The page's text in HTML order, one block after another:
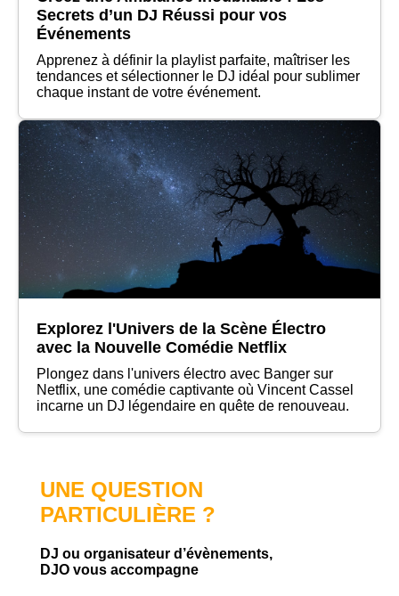
Secrets d’un DJ Réussi pour vos
Événements
Apprenez à définir la playlist parfaite, maîtriser les
tendances et sélectionner le DJ idéal pour sublimer
chaque instant de votre événement.
Explorez l'Univers de la Scène Électro
avec la Nouvelle Comédie Netflix
Plongez dans l'univers électro avec Banger sur
Netflix, une comédie captivante où Vincent Cassel
incarne un DJ légendaire en quête de renouveau.
UNE QUESTION
PARTICULIÈRE ?
DJ ou organisateur d’évènements,
DJO vous accompagne